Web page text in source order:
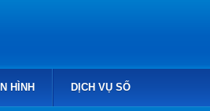
HÌNH DỊCH VỤ SỐ